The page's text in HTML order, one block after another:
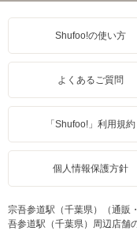
Shufoo!の使い方
よくあるご質問
「Shufoo!」利用規約
個人情報保護方針
宗吾参道駅（千葉県）（通販
吾参道駅（千葉県）周辺店舗